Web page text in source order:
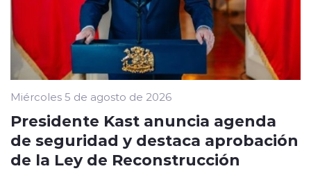
Miércoles 5 de agosto de 2026
Presidente Kast anuncia agenda
de seguridad y destaca aprobación
de la Ley de Reconstrucción